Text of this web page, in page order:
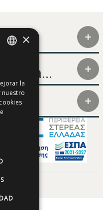
×
la
nuestro